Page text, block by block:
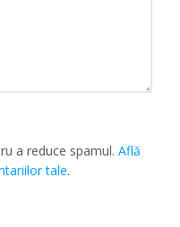
a reduce spamul.Află
tale.